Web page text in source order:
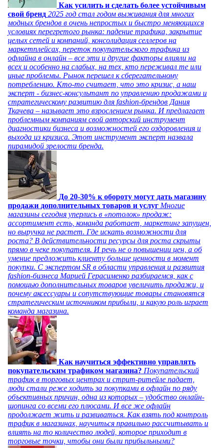
Как усилить и сделать более устойчивым
свой бренд 2025 год стал годом выживания для многих
модных брендов в очень непростых и быстро меняющихся
условиях перегретого рынка: падение трафика, закрытие
целых сетей и компаний, консолидация селлеров на
маркетплейсах, переток покупательского трафика из
офлайна в онлайн – все эти и другие факторы влияли на
всех и особенно на слабых, на тех, кто переживал те или
иные проблемы. Рынок перешел к сберегательному
потреблению. Кто-то считает, что это кризис, а наш
эксперт - бизнес-консультант по управлению продажами и
стратегическому развитию для fashion-брендов Дания
Ткачева – называет это взрослением рынка. И предлагает
проблемным компаниям свой авторский инструмент
диагностики бизнеса и возможностей его оздоровления и
выхода из кризиса. Этот инструмент эксперт назвала
пирамидой зрелости бренда.
До 20-30% к обороту могут дать магазину
продажи дополнительных товаров и услуг Многие
магазины сегодня уперлись в «потолок» продаж:
ассортимент есть, команда работает, маркетинг запущен,
но выручка не растет. Где искать возможности для
роста? В действительности ресурсы для роста скрыты
прямо в чеке покупателя. И речь не о повышении цен, а об
умение предложить клиенту больше ценности в момент
покупки. С экспертом SR в области управления и развития
fashion-бизнеса Марией Герасименко разбираемся, как с
помощью дополнительных товаров увеличить продажи, и
почему аксессуары и сопутствующие товары становятся
стратегическим источником прибыли, и какую роль играет
команда магазина.
Как научиться эффективно управлять
покупательским трафиком магазина? Покупательский
трафик в торговых центрах и стрит-ритейле падает,
люди стали реже ходить за покупками в офлайн по ряду
объективных причин, одна из которых – удобство онлайн-
шопинга со всеми его плюсами. И все же офлайн
продолжает жить и развиваться. Как взять под контроль
трафик в магазинах, научиться правильно рассчитывать и
влиять на то количество людей, которое приходит в
торговые точки, чтобы они были прибыльными?